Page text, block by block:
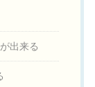
出来る